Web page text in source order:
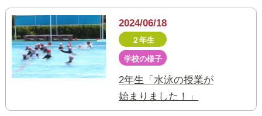
2024/06/18
２年生
学校の様子
2年生「水泳の授業が
始まりました！」